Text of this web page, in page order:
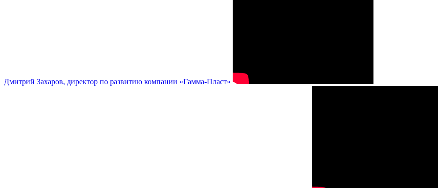
Дмитрий Захаров, директор по развитию компании «Гамма-Пласт»